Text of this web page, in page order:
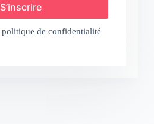
S’inscrire
politique de confidentialité